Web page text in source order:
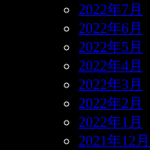
2022年7月
2022年6月
2022年5月
2022年4月
2022年3月
2022年2月
2022年1月
2021年12月